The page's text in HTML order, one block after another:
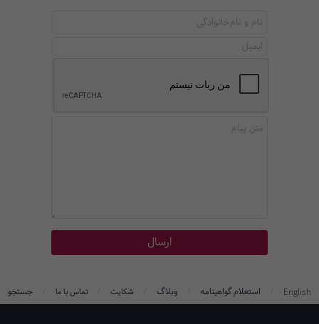
English استعلام گواهینامه وبلاگ شکایت تماس با ما جستجو